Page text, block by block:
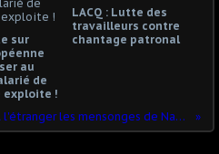
sur
au
de
exploite !
LACQ : Lutte des
travailleurs contre
chantage patronal
A l'étranger les mensonges de Natahalie LOISEAU